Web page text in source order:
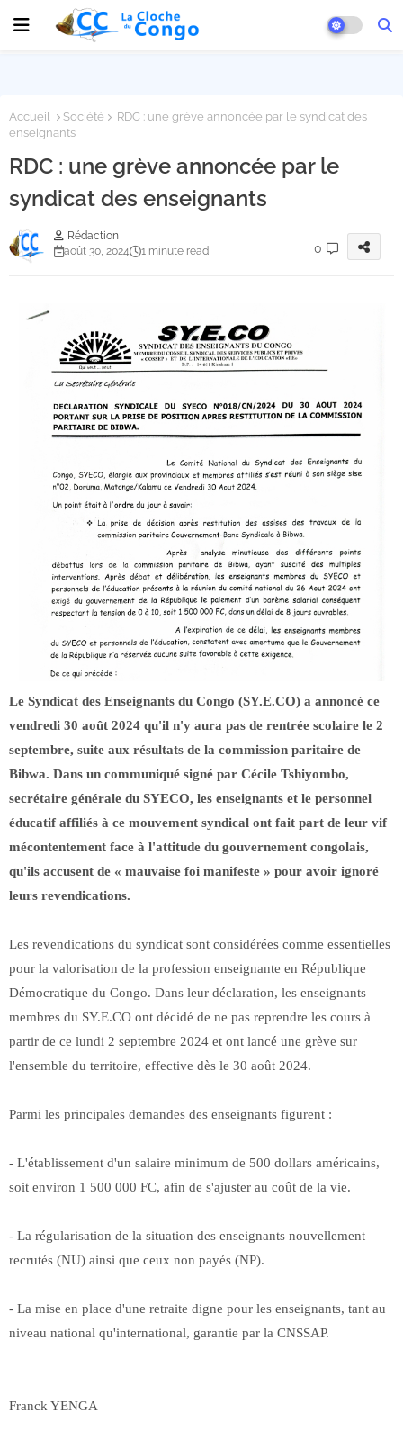
Accueil Société
RDC : une grève annoncée par le syndicat des
enseignants
RDC : une grève annoncée par le
syndicat des enseignants
Rédaction
août 30, 2024
1 minute read 0
Le Syndicat des Enseignants du Congo (SY.E.CO) a annoncé ce
vendredi 30 août 2024 qu'il n'y aura pas de rentrée scolaire le 2
septembre, suite aux résultats de la commission paritaire de
Bibwa. Dans un communiqué signé par Cécile Tshiyombo,
secrétaire générale du SYECO, les enseignants et le personnel
éducatif affiliés à ce mouvement syndical ont fait part de leur vif
mécontentement face à l'attitude du gouvernement congolais,
qu'ils accusent de « mauvaise foi manifeste » pour avoir ignoré
leurs revendications.
Les revendications du syndicat sont considérées comme essentielles
pour la valorisation de la profession enseignante en République
Démocratique du Congo. Dans leur déclaration, les enseignants
membres du SY.E.CO ont décidé de ne pas reprendre les cours à
partir de ce lundi 2 septembre 2024 et ont lancé une grève sur
l'ensemble du territoire, effective dès le 30 août 2024.
Parmi les principales demandes des enseignants figurent :
- L'établissement d'un salaire minimum de 500 dollars américains,
soit environ 1 500 000 FC, afin de s'ajuster au coût de la vie.
- La régularisation de la situation des enseignants nouvellement
recrutés (NU) ainsi que ceux non payés (NP).
- La mise en place d'une retraite digne pour les enseignants, tant au
niveau national qu'international, garantie par la CNSSAP.
Franck YENGA